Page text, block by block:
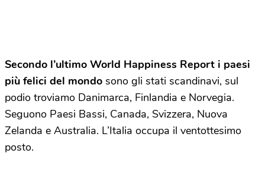
Secondo l’ultimo World Happiness Report i paesi
più felici del mondo sono gli stati scandinavi, sul
podio troviamo Danimarca, Finlandia e Norvegia.
Seguono Paesi Bassi, Canada, Svizzera, Nuova
Zelanda e Australia. L’Italia occupa il ventottesimo
posto.